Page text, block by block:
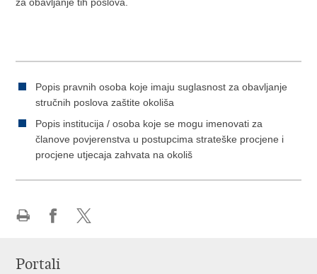
Popis pravnih osoba koje imaju suglasnost za obavljanje
stručnih poslova zaštite okoliša
Popis institucija / osoba koje se mogu imenovati za
članove povjerenstva u postupcima strateške procjene i
procjene utjecaja zahvata na okoliš
Facebooku
Portali